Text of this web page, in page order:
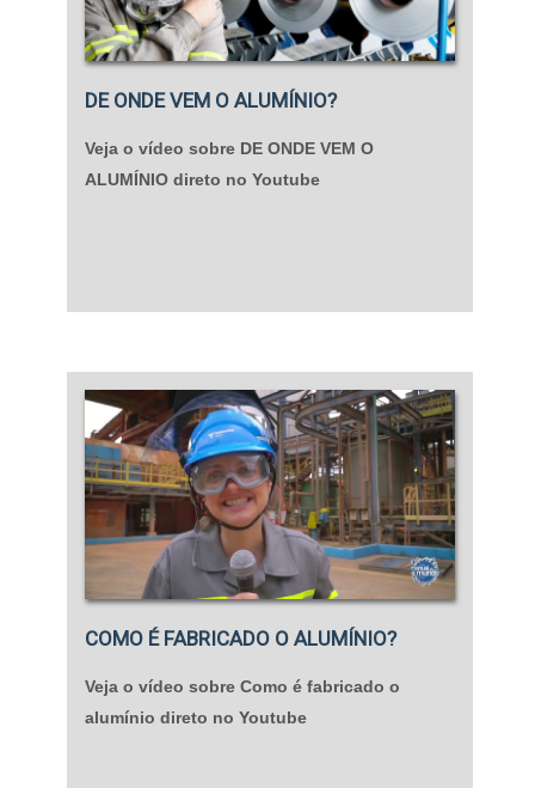
DE ONDE VEM O ALUMÍNIO?
Veja o vídeo sobre DE ONDE VEM O
ALUMÍNIO direto no Youtube
COMO É FABRICADO O ALUMÍNIO?
Veja o vídeo sobre Como é fabricado o
alumínio direto no Youtube